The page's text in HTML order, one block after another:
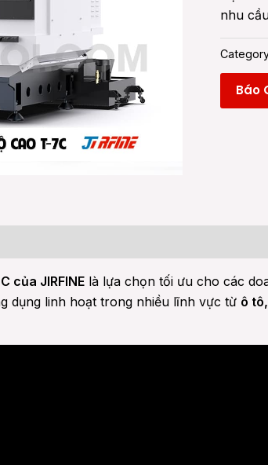
nhu
Báo
của JIRFINE là lựa chọn tối ưu cho các
dụng linh hoạt trong nhiều lĩnh vực từ ô